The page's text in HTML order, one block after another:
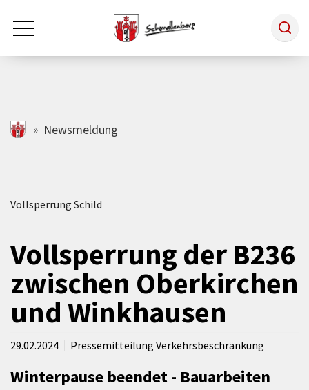
Zum Hauptinhalt springen
Rathaus & Politik
Tourismus
Freizeit & Kultur
Wirtschaft
schmallenberg.de
Newsmeldung
Vollsperrung Schild
Vollsperrung der B236
zwischen Oberkirchen
und Winkhausen
29.02.2024 Pressemitteilung Verkehrsbeschränkung
Winterpause beendet - Bauarbeiten